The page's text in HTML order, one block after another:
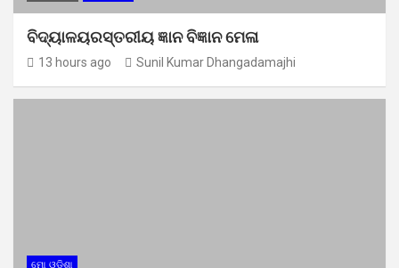
ବିଦ୍ୟାଳୟରସ୍ତରୀୟ ଜ୍ଞାନ ବିଜ୍ଞାନ ମେଳା
13 hours ago Sunil Kumar Dhangadamajhi
ମୋ ଓଡ଼ିଶା